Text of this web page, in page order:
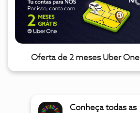
Oferta de 2 meses Uber One
Conheça todas as